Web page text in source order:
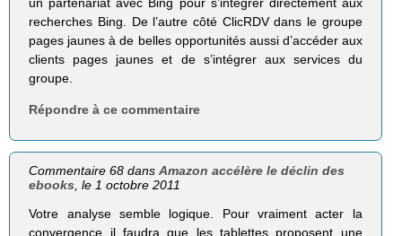
un partenariat avec Bing pour s’intégrer directement aux
recherches Bing. De l’autre côté ClicRDV dans le groupe
pages jaunes à de belles opportunités aussi d’accéder aux
clients pages jaunes et de s’intégrer aux services du
groupe.
Répondre à ce commentaire
Commentaire 68 dansAmazon accélère le déclin des
ebooks , le 1 octobre 2011
Votre analyse semble logique. Pour vraiment acter la
convergence il faudra que les tablettes proposent une